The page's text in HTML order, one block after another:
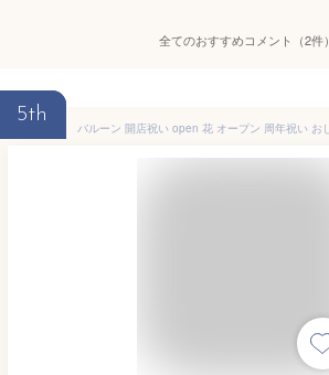
全てのおすすめコメント（2件）
5th